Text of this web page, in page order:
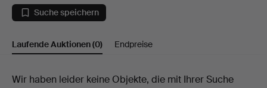
Porzellan
bei
Suche speichern
Laufende Auktionen(0) Endpreise
Laufende
Wir haben leider keine Objekte, die mit Ihrer Suche